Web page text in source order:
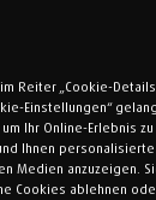
Reiter „Cookie-
Einstellungen“
um Ihr Online-Erlebnis
Ihnen
Medien anzuzeigen.
Cookies ablehnen